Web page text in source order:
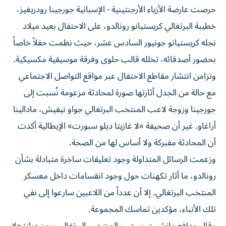
حرصت عارضة الأزياء الأرجنتينية - الإسبانية جورجينا رودريغيز،
خطيبة البرتغالي كريستيانو رونالدو، على الاحتفال بعيد ميلاد
نجله كريستيانو جونيور السادس عشر، حيث نظمت حفلاً خاصاً
بحضور أصدقائه، تخلله قالب حلوى وفرقة موسيقية مكسيكية.
وتزامن انتشار مقاطع الاحتفال عبر مواقع التواصل الاجتماعي
مع حالة من الجدل أثارتها صورة لمحادثة مزعومة نُسبت إلى
جورجينا وزوجة لاعب المنتخب البرتغالي جواو نيفيش، مادالينا
أراغاو. غير أن صحيفة «لا غازيتا ديلو سبورت» الإيطالية أكدت
أن المحادثة مفبركة ولا أساس لها من الصحة.
وزعمت الرسائل المتداولة وجود تعليقات ساخرة متبادلة بشأن
رونالدو، ما أثار تكهنات حول وجود انقسامات داخل معسكر
المنتخب البرتغالي. إلا أن عدداً من اللاعبين سارعوا إلى نفي
تلك الأنباء، مؤكدين تماسك المجموعة.